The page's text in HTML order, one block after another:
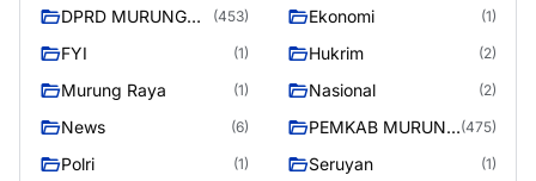
DPRD MURUNG
(453) Ekonomi (1)
FYI (1) Hukrim (2)
Murung Raya (1) Nasional (2)
News (6)
PEMKAB MURUNG (475)
Polri (1) Seruyan (1)